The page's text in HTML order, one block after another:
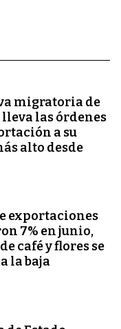
migratoria de
las órdenes
a su
alto desde
exportaciones
7% en junio,
café y flores se
la baja